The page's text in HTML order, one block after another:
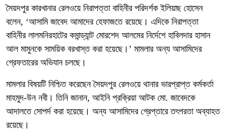
সৈয়দপুর কারখানার রেলওয়ে নিরাপত্তা বাহিনীর পরিদর্শক ইলিয়াছ হোসেন
বলেন, ‘আসামি জাবেদ আমাদের হেফাজতে রয়েছে। এদিকে নিরাপত্তা
বাহিনীর লালমনিরহাটের কমান্ড্যান্ট মোরশেদ আলমের নির্দেশে হাবিলদার হাসান
আল মামুনকে সাময়িক বরখাস্ত করা হয়েছে।’ মামলার অন্য আসামিদের
গ্রেফতারের অভিযান চলছে।
মামলার বিষয়টি নিশ্চিত করেছেন সৈয়দপুর রেলওয়ে থানার ভারপ্রাপ্ত কর্মকর্তা
মাহমুদ-উন নবী। তিনি জানান, আইনি প্রক্রিয়া আটক মো. জাবেদকে
আদালতে সোপর্দ করা হয়েছে। অন্য আসামিদের গ্রেপ্তারে তৎপরতা অব্যাহত
রয়েছে।